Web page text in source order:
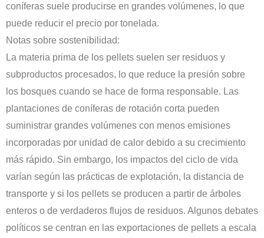
coníferas suele producirse en grandes volúmenes, lo que
puede reducir el precio por tonelada.
Notas sobre sostenibilidad:
La materia prima de los pellets suelen ser residuos y
subproductos procesados, lo que reduce la presión sobre
los bosques cuando se hace de forma responsable. Las
plantaciones de coníferas de rotación corta pueden
suministrar grandes volúmenes con menos emisiones
incorporadas por unidad de calor debido a su crecimiento
más rápido. Sin embargo, los impactos del ciclo de vida
varían según las prácticas de explotación, la distancia de
transporte y si los pellets se producen a partir de árboles
enteros o de verdaderos flujos de residuos. Algunos debates
políticos se centran en las exportaciones de pellets a escala